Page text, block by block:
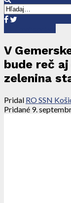
V
bude reč
zelenina
Pridal RO SSN
Pridané 9.